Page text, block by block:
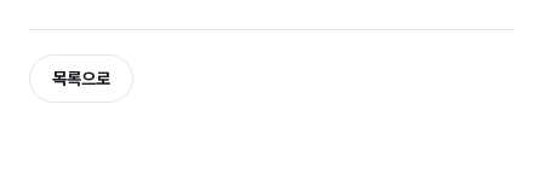
목록으로